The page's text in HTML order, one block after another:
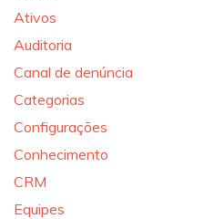
Ativos
Auditoria
Canal de denúncia
Categorias
Configurações
Conhecimento
CRM
Equipes